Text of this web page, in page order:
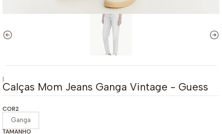
|
Calças Mom Jeans Ganga Vintage - Guess
COR2
Ganga
TAMANHO